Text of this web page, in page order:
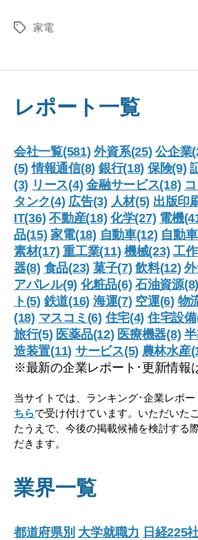
タ
家電
レポート一覧
会社一覧(581) 外資系(25) 公企業
(5) 情報通信(8) 銀行(18) 保険(9)
(3) リース(4) 金融サービス(18)
タンク(4) 広告(3) 人材(5) 出版印
IT(36) 不動産(18) 化学(27) 電機
品(15) 家電(18) 自動車(12) 自動
素材(17) 重工業(11) 機械(23) 工
器(8) 食品(23) 菓子(7) 飲料(12)
アパレル(9) 化粧品(6) 石油資源(8)
ト(5) 鉄道(16) 海運(7) 空運(6) 物
(18) マスコミ(6) 住宅(4) 住宅設
旅行(5) 医薬品(12) 医療機器(8)
造装置(11) サービス(5) 農林水産
※最新の企業レポート･更新情報
当サイトでは、ランキング･企業レポ
ちらで受け付けています。いただいた
たうえで、今後の掲載候補を検討する
だきます。
業界一覧
都道府県別 大学就職力 日経225